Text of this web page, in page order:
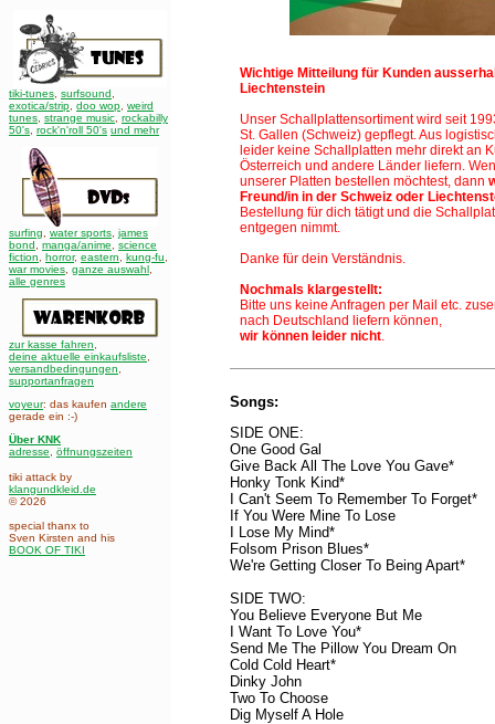
tiki-tunes surfsound
exotica/strip doo wop weird
tunes strange music rockabilly
50's rock'n'roll 50's und mehr
surfing water sports james
bond
manga/anime
science
fiction
horror, eastern kung-fu
war movies ganze auswahl
alle genres
zur kasse fahren
deine aktuelle einkaufsliste
versandbedingungen
supportanfragen
voyeur: das kaufen andere
gerade ein :-)
Über KNK
adresse
öffnungszeiten
tiki attack by
klangundkleid.de
© 2026
special thanx to
Sven Kirsten and his
BOOK OF TIKI
Wichtige Mitteilung für Kunden
Liechtenstein
Unser Schallplattensortiment wird seit
St. Gallen (Schweiz) gepflegt. Aus
leider keine Schallplatten mehr direkt an
Österreich und andere Länder liefern.
unserer Platten bestellen möchtest, dann
Freund/in in der Schweiz oder
Bestellung für dich tätigt und die
entgegen nimmt.
Danke für dein Verständnis.
Nochmals klargestellt:
Bitte uns keine Anfragen per Mail etc.
nach Deutschland liefern können,
wir können leider nicht.
Songs:
SIDE ONE:
One Good Gal
Give Back All The Love You Gave*
Honky Tonk Kind*
I Can't Seem To Remember To Forget*
If You Were Mine To Lose
I Lose My Mind*
Folsom Prison Blues*
We're Getting Closer To Being Apart*
SIDE TWO:
You Believe Everyone But Me
I Want To Love You*
Send Me The Pillow You Dream On
Cold Cold Heart*
Dinky John
Two To Choose
Dig Myself A Hole